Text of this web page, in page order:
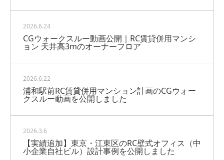
2026.6.24
CGウォークスルー動画公開｜RC賃貸併用マンシ
ョン 天井高3mのオーナーフロア
2026.6.22
浦和駅前RC賃貸併用マンション計画のCGウォー
クスルー動画を公開しました
2026.3.6
【実績追加】東京・江東区のRC壁式オフィス（中
小企業自社ビル）設計事例を公開しました